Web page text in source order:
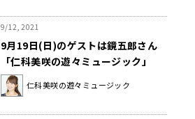
9/12, 2021
9月19日(日)のゲストは鏡五郎さん
「仁科美咲の遊々ミュージック」
仁科美咲の遊々ミュージック